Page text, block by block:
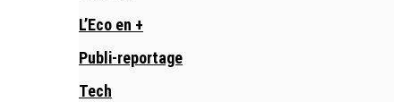
L’Eco en +
Publi-reportage
Tech